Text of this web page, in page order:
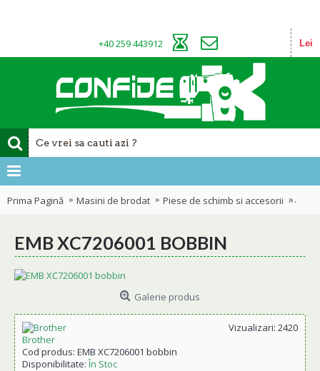
Lei
+40 259 443912
Prima Pagină Masini de brodat Piese de schimb si accesorii
EMB XC7206001 BOBBIN
Galerie produs
Vizualizari: 2420
Brother
Cod produs: EMB XC7206001 bobbin
Disponibilitate:În Stoc